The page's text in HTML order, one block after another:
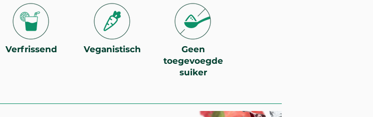
Verfrissend Veganistisch
Geen
toegevoegde
suiker